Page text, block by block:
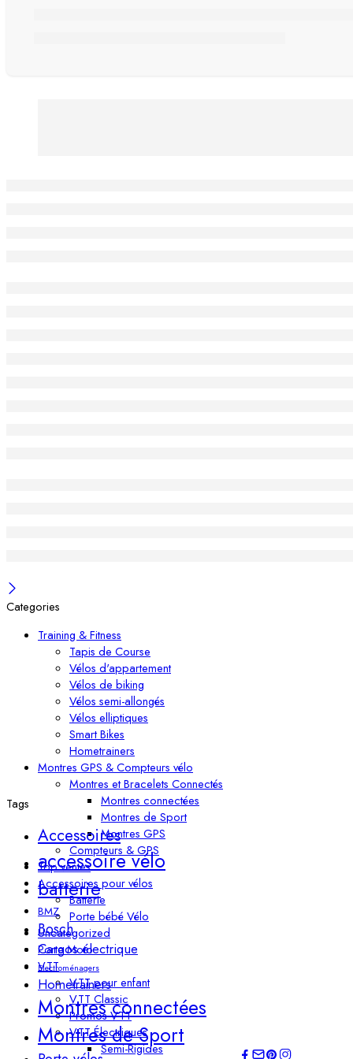
Categories
Training & Fitness
Tapis de Course
Vélos d'appartement
Vélos de biking
Vélos semi-allongés
Vélos elliptiques
Smart Bikes
Hometrainers
Montres GPS & Compteurs vélo
Montres et Bracelets Connectés
Montres connectées
Montres de Sport
Montres GPS
Compteurs & GPS
Top ventes
Accessoires pour vélos
Batterie
Porte bébé Vélo
Uncategorized
Porte Moto
VTT
VTT pour enfant​
VTT Classic
Promos VTT
VTT Électriques
Semi-Rigides
Tags
Accessoires
accessoire vélo
batterie
BMZ
Bosch
Cargos électrique
Electroménagers
Hometrainers
Montres connectées
Montres de Sport